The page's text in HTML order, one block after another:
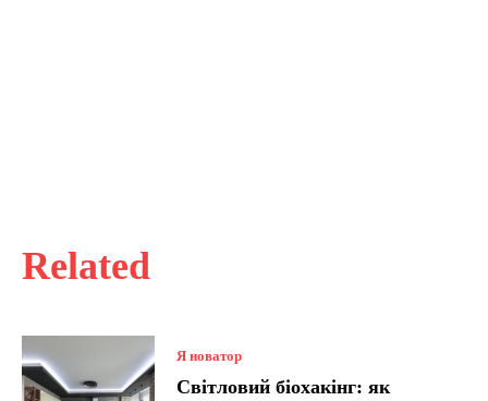
Related
Я новатор
Світловий біохакінг: як